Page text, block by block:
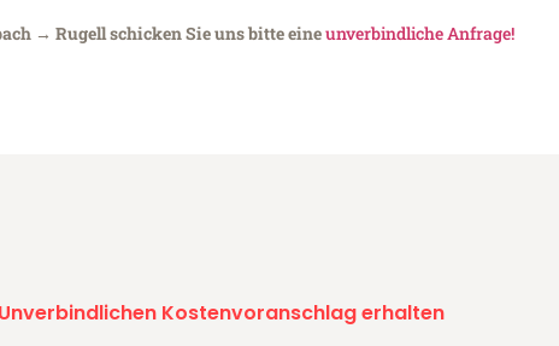
→ Rugell schicken Sie uns bitte eineunverbindliche Anfrage!
Unverbindlichen Kostenvoranschlag erhalten